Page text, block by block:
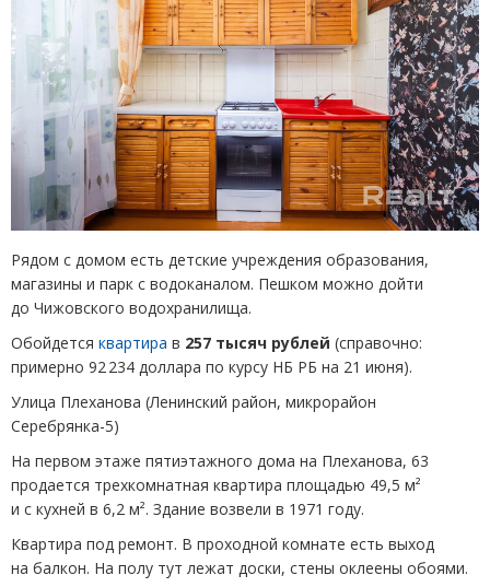
Рядом с домом есть детские учреждения образования,
магазины и парк с водоканалом. Пешком можно дойти
до Чижовского водохранилища.
Обойдется квартира в 257 тысяч рублей (справочно:
примерно 92 234 доллара по курсу НБ РБ на 21 июня).
Улица Плеханова (Ленинский район, микрорайон
Серебрянка-5)
На первом этаже пятиэтажного дома на Плеханова, 63
продается трехкомнатная квартира площадью 49,5 м²
и с кухней в 6,2 м². Здание возвели в 1971 году.
Квартира под ремонт. В проходной комнате есть выход
на балкон. На полу тут лежат доски, стены оклеены обоями.